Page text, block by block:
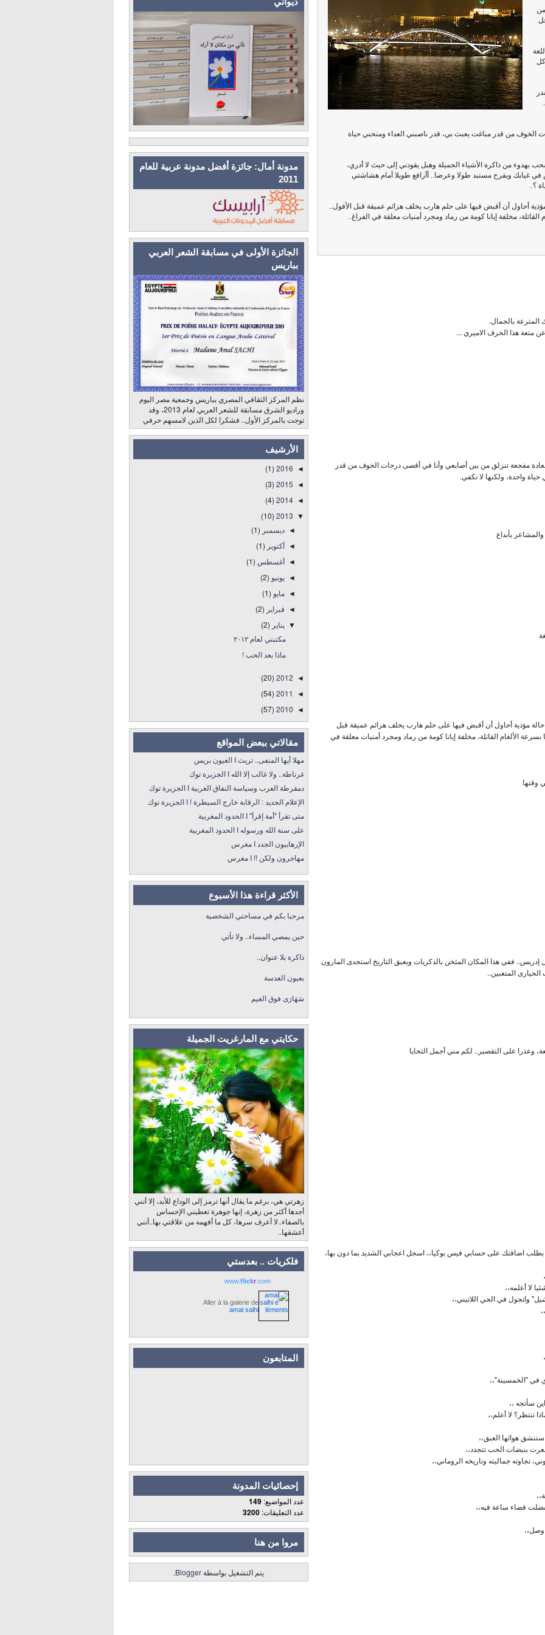
الخوف من قدر مباغت يعبث بي، قدر ناصبني العداء ومنحني حياة
بهدوء من ذاكرة الأشياء الجميلة وهبل يقودني إلى حيث لا أدري،
غيابك وبفرح مستبد طولا وعرضا.. أأرافع طويلا أمام هشاشتي
؟..
مؤذية أحاول أن أقبض فيها على حلم هارب يخلف هزائم عميقة قبل الأفول..
القاتلة، مخلفة إيانا كومة من رماد ومجرد أمنيات معلقة في الفراغ..
بالجمال.
متعة هذا الحرف الاميري ...
مفجعة تنزلق من بين أصابعي وأنا في أقصى درجات الخوف من قدر
واحدة، ولكنها لا تكفي.
بأبداع
حالة مؤذية أحاول أن أقبض فيها على حلم هارب يخلف هزائم عميقة قبل
بسرعة الألغام القاتلة، مخلفة إيانا كومة من رماد ومجرد أمنيات معلقة في
وقتها
إدريس.. ففي هذا المكان المثخن بالذكريات وبعبق التاريخ استجدى المارون
المتعبين..
وعذرا على التقصير.. لكم مني أجمل التحايا
اضافتك على حسابي فيس بوكيا،، اسجل اعجابي الشديد بما دون بها،
لا أعلمه،،
في الحي اللاتيني،،
"الخمسينة"،،
سأتجه ،،
تنتظر؟ لا أعلم،،
هوائها العبق،،
بنبضات الحب تتجدد،،
جماليته وتاريخه الروماني،،
قضاء ساعة فيه،،
وصل،،
مدونة أمال: جائزة أفضل مدونة عربية للعام
2011
الجائزة الأولى في مسابقة الشعر العربي
بباريس
نظم المركز الثقافي المصري بباريس وجمعية مصر اليوم
وراديو الشرق مسابقة للشعر العربي لعام 2013، وقد
توجت بالمركز الأول.. فشكرا لكل الذين لامسهم حرفي
الأرشيف
◄
2016
(1)
◄
2015
(3)
◄
2014
(4)
▼
2013
(10)
◄ديسمبر (1)
◄ أكتوبر (1)
◄ أغسطس (1)
◄يونيو (2)
◄مايو (1)
◄ فبراير (2)
▼يناير (2)
مكتبتي لعام ٢٠١٢
ماذا بعد الحب !
◄
2012
(20)
◄
2011
(54)
◄
2010
(57)
مقالاتي ببعض المواقع
مهلا أيها المنفى.. تريث I العيون بريس
غرناطة.. ولا غالب إلا الله I الجزيرة توك
دمقرطة العرب وسياسة النفاق الغربية I الجزيرة توك
الإعلام الجديد : الرقابة خارج السيطرة ! I الجزيرة توك
متى تقرأ "أمة إقرأ" I الحدود المغربية
على سنة الله ورسوله I الحدود المغربية
الإرهابيون الجدد I مغرس
مهاجرون ولكن !! I مغرس
الأكثر قراءة هذا الأسبوع
مرحبا بكم في مساحتي الشخصية
حين يمضي المساء.. ولا تأتي
ذاكرة بلا عنوان..
بعيون العدسة
سَهَارَى فوق الغيم
حكايتي مع المارغريت الجميلة
زهرتي هي، برغم ما يقال أنها ترمز إلى الوداع للأبد، إلا أنني
أجدها أكثر من زهرة، إنها جوهرة تعطيني الإحساس
بالصفاء..لا أعرف سرها، كل ما أفهمه من علاقتي بها..أنني
أعشقها..
فلكريات .. بعدستي
www.flickr .com
Aller à la galerie de
amal salhi
المتابعون
إحصائيات المدونة
عدد المواضيع: 149
عدد التعليقات: 3200
مروا من هنا
يتم التشغيل بواسطة Blogger
.